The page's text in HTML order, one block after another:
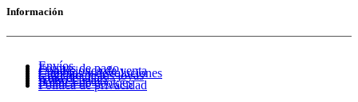
25,90€.20,72€.
Información
Envíos
Formas de pago
Condiciones de venta
Cambios y devoluciones
Cuidado de tus joyas
Guía de tallas
Aviso Legal
Política de cookies
Política de privacidad